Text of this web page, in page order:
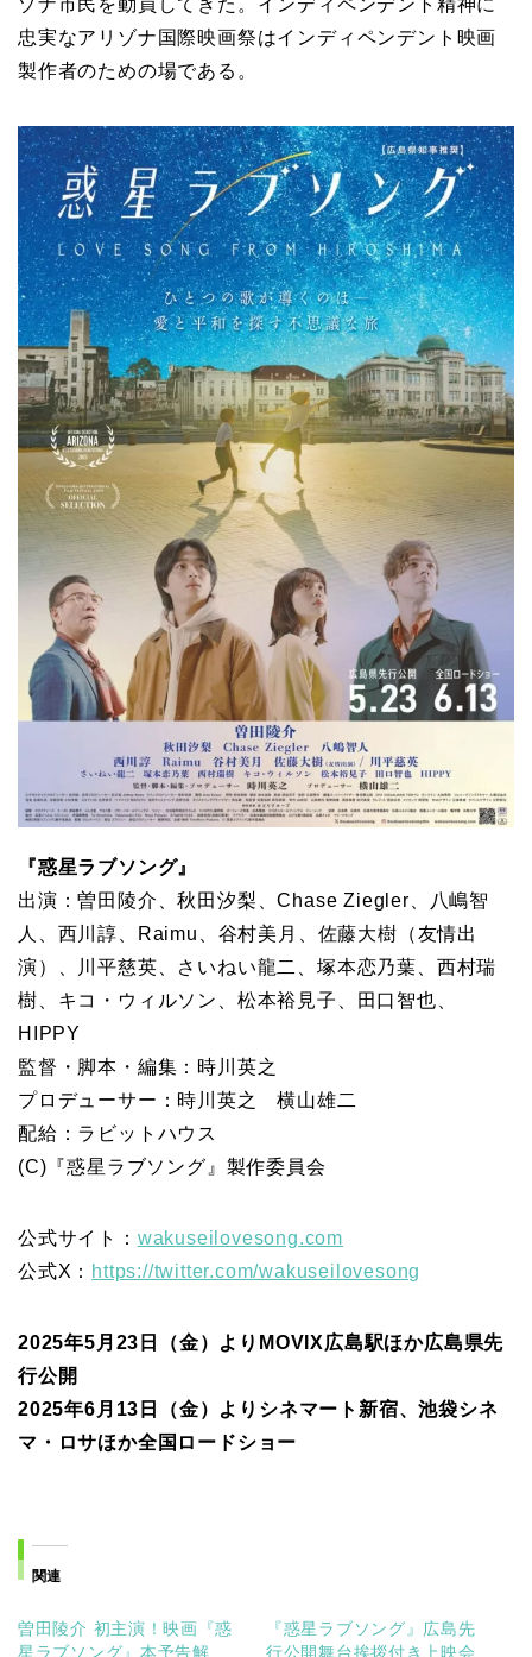
忠実なアリゾナ国際映画祭はインディペンデント映画
製作者のための場である。
『惑星ラブソング』
出演：曽田陵介、秋田汐梨、Chase Ziegler、八嶋智
人、西川諄、Raimu、谷村美月、佐藤大樹（友情出
演）、川平慈英、さいねい龍二、塚本恋乃葉、西村瑞
樹、キコ・ウィルソン、松本裕見子、田口智也、
HIPPY
監督・脚本・編集：時川英之
プロデューサー：時川英之 横山雄二
配給：ラビットハウス
(C)『惑星ラブソング』製作委員会
公式サイト： wakuseilovesong.com
公式X： https://twitter.com/wakuseilovesong
2025年5月23日（金）よりMOVIX広島駅ほか広島県先
行公開
2025年6月13日（金）よりシネマート新宿、池袋シネ
マ・ロサほか全国ロードショー
関連
曽田陵介 初主演！映画『惑
星ラブソング』本予告解
『惑星ラブソング』広島先
行公開舞台挨拶付き上映会